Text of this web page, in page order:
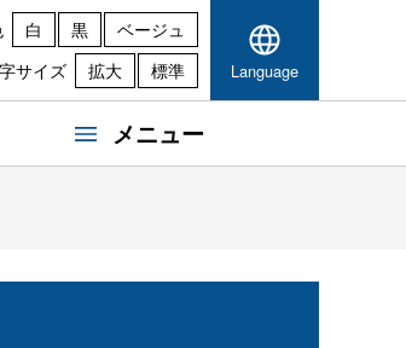
白 黒
ベージュ
サイズ
拡大 標準 Language
メニュー